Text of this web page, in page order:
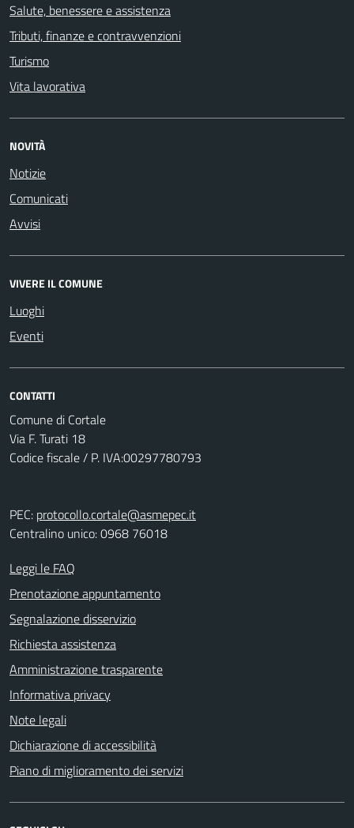
Salute, benessere e assistenza
Tributi, finanze e contravvenzioni
Turismo
Vita lavorativa
NOVITÀ
Notizie
Comunicati
Avvisi
VIVERE IL COMUNE
Luoghi
Eventi
CONTATTI
Comune di Cortale
Via F. Turati 18
Codice fiscale / P. IVA:00297780793
PEC: protocollo.cortale@asmepec.it
Centralino unico: 0968 76018
Leggi le FAQ
Prenotazione appuntamento
Segnalazione disservizio
Richiesta assistenza
Amministrazione trasparente
Informativa privacy
Note legali
Dichiarazione di accessibilità
Piano di miglioramento dei servizi